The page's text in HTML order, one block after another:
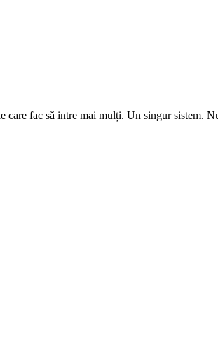
fac să intre mai mulți. Un singur sistem.